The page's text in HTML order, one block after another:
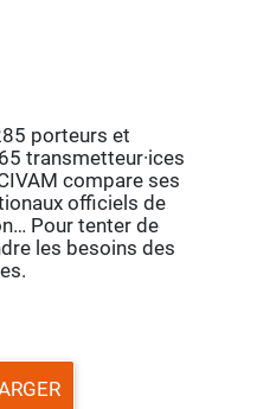
porteurs et
transmetteur·ices
compare ses
officiels de
Pour tenter de
les besoins des